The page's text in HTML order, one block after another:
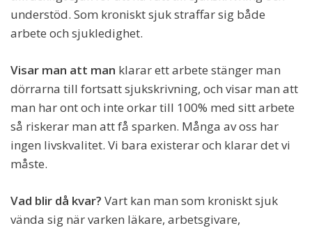
understöd. Som kroniskt sjuk straffar sig både
arbete och sjukledighet.
Visar man att man klarar ett arbete stänger man
dörrarna till fortsatt sjukskrivning, och visar man att
man har ont och inte orkar till 100% med sitt arbete
så riskerar man att få sparken. Många av oss har
ingen livskvalitet. Vi bara existerar och klarar det vi
måste.
Vad blir då kvar? Vart kan man som kroniskt sjuk
vända sig när varken läkare, arbetsgivare,